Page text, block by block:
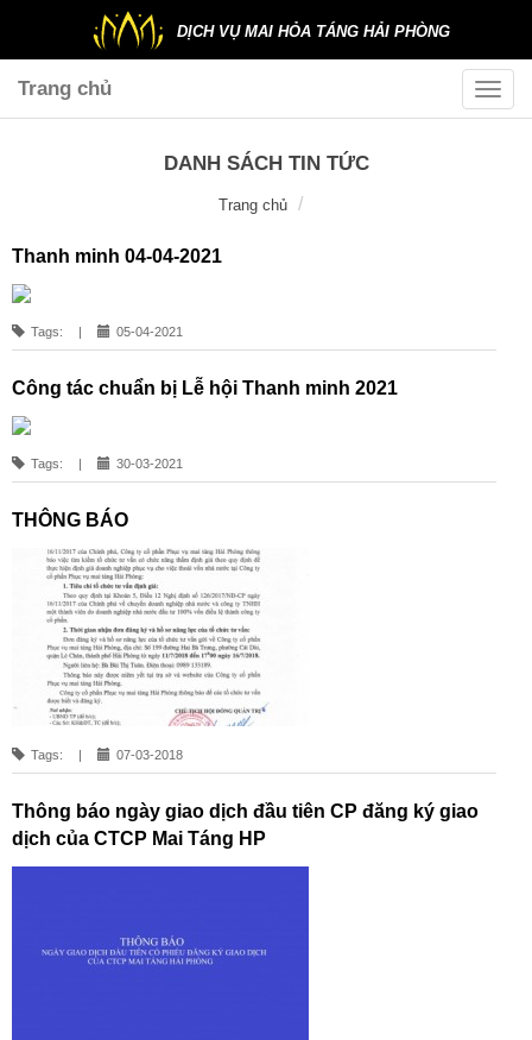
DỊCH VỤ MAI HỎA TÁNG HẢI PHÒNG
Toggle
Trang chủ
DANH SÁCH TIN TỨC
Trang chủ
Thanh minh 04-04-2021
Tags: | 05-04-2021
Công tác chuẩn bị Lễ hội Thanh minh 2021
Tags: | 30-03-2021
THÔNG BÁO
Tags: | 07-03-2018
Thông báo ngày giao dịch đầu tiên CP đăng ký giao
dịch của CTCP Mai Táng HP